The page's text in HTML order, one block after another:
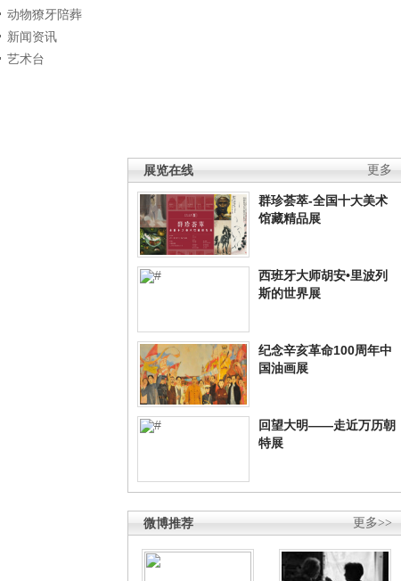
更多
展览在线
群珍荟萃-全国十大美术
馆藏精品展
西班牙大师胡安•里波列
斯的世界展
纪念辛亥革命100周年中
国油画展
回望大明——走近万历朝
特展
更多>>
微博推荐
动物獠牙陪葬
新闻资讯
艺术台